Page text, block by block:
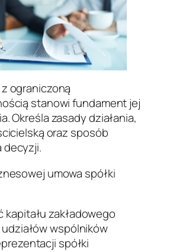
ograniczoną
stanowi fundament jej
Określa zasady działania,
oraz sposób
decyzji.
umowa spółki
kapitału zakładowego
wspólników
spółki